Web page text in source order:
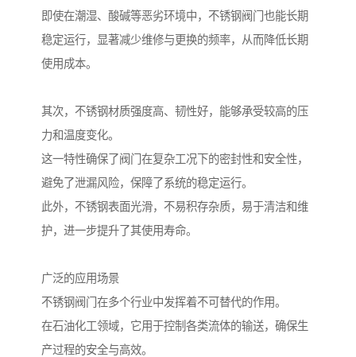
即使在潮湿、酸碱等恶劣环境中，不锈钢阀门也能长期
稳定运行，显著减少维修与更换的频率，从而降低长期
使用成本。
其次，不锈钢材质强度高、韧性好，能够承受较高的压
力和温度变化。
这一特性确保了阀门在复杂工况下的密封性和安全性，
避免了泄漏风险，保障了系统的稳定运行。
此外，不锈钢表面光滑，不易积存杂质，易于清洁和维
护，进一步提升了其使用寿命。
广泛的应用场景
不锈钢阀门在多个行业中发挥着不可替代的作用。
在石油化工领域，它用于控制各类流体的输送，确保生
产过程的安全与高效。